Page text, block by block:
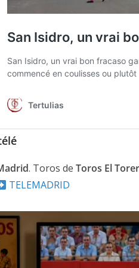
. Toros de Toros El
TELEMADRID
CHRONIQUES